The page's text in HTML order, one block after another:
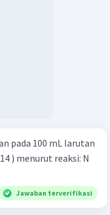
pada 100 mL larutan
) menurut reaksi: N
Jawaban terverifikasi